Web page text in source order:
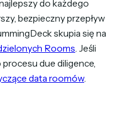
do każdego
bezpieczny przepływ
skupia się na
Rooms. Jeśli
due diligence,
data roomów.